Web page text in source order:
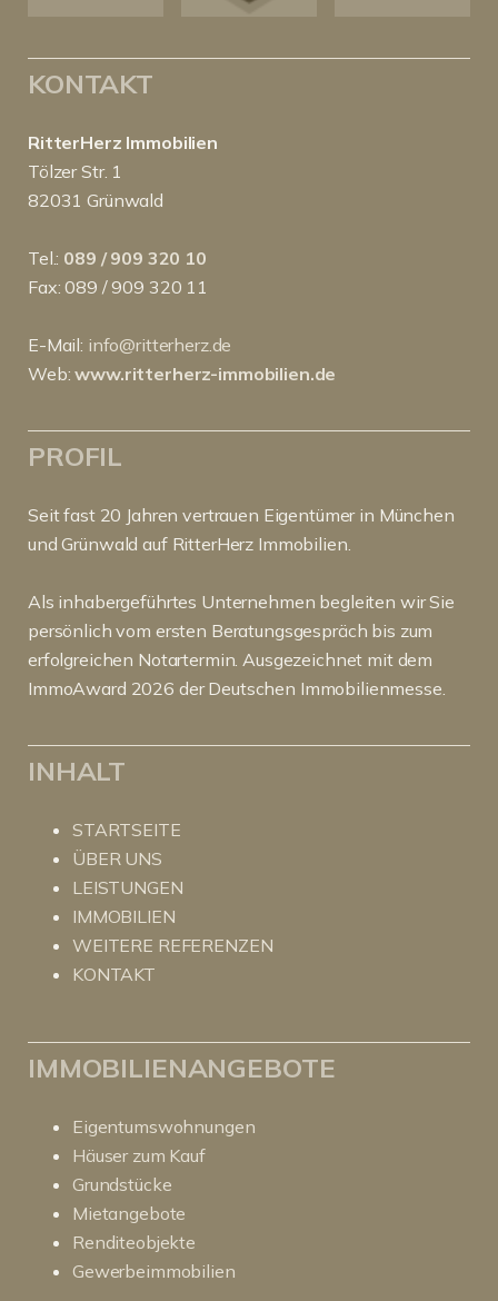
KONTAKT
RitterHerz Immobilien
Tölzer Str. 1
82031 Grünwald
Tel.: 089 / 909 320 10
Fax: 089 / 909 320 11
E-Mail: info@ritterherz.de
Web:www.ritterherz-immobilien.de
PROFIL
Seit fast 20 Jahren vertrauen Eigentümer in München
und Grünwald auf RitterHerz Immobilien.
Als inhabergeführtes Unternehmen begleiten wir Sie
persönlich vom ersten Beratungsgespräch bis zum
erfolgreichen Notartermin. Ausgezeichnet mit dem
ImmoAward 2026 der Deutschen Immobilienmesse.
INHALT
STARTSEITE
ÜBER UNS
LEISTUNGEN
IMMOBILIEN
WEITERE REFERENZEN
KONTAKT
IMMOBILIENANGEBOTE
Eigentumswohnungen
Häuser zum Kauf
Grundstücke
Mietangebote
Renditeobjekte
Gewerbeimmobilien